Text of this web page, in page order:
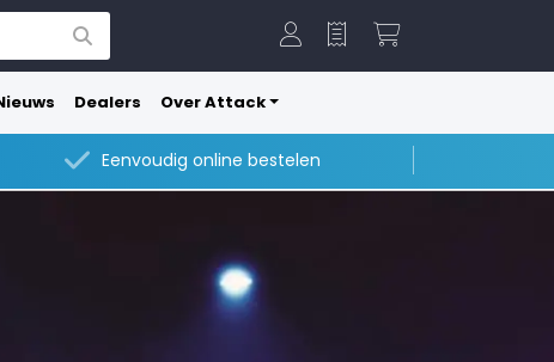
OfferteWinkelwagen
Dealers Over Attack
Eenvoudig online bestelen